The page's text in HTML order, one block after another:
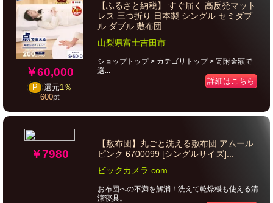
￥60,000
P 還元1％
600pt
【ふるさと納税】 すぐ届く 高反発マット
レス 三つ折り 日本製 シングル セミダブ
ル ダブル 敷布団 ...
山梨県富士吉田市
ショップトップ > カテゴリトップ > 寄附金額で
選...
詳細はこちら
￥7980
【敷布団】丸ごと洗える敷布団 アムール
ピンク 6700099 [シングルサイズ]...
ビックカメラ.com
お布団への不満を解消！洗えて乾燥機も使える清
潔寝具。